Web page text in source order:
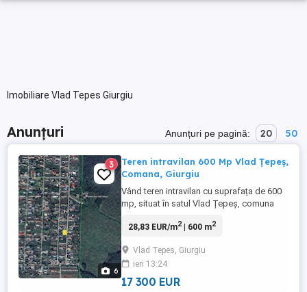
Imobiliare Vlad Tepes Giurgiu
Anunțuri Anunțuri pe pagină: 20 50
6
3
Teren intravilan 600 Mp Vlad Țepeș,
Comana, Giurgiu
Vând teren intravilan cu suprafața de 600
mp, situat în satul Vlad Țepeș, comuna
beneficiază de acces direct din drum
la poartă. Este amplasat într-o zonă
liniștită, cu locuințe construite în
vecinătate, fiind ideal pentru ...
28,83 EUR/m2| 600 m2
Vlad Tepes, Giurgiu
ieri 13:24
17 300 EUR